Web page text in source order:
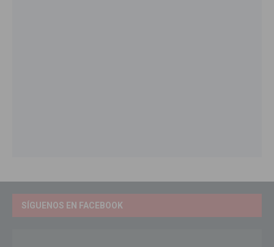
SÍGUENOS EN FACEBOOK